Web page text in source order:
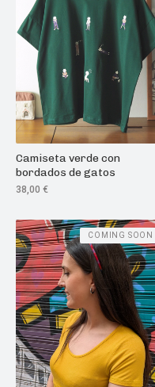
Camiseta verde con
bordados de gatos
38,00 €
COMING SOON